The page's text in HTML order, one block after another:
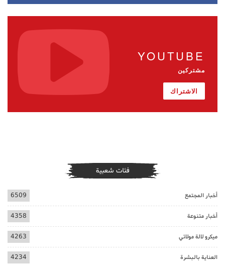
YOUTUBE
مشتركين
الاشتراك
فئات شعبية
أخبار المجتمع 6509
أخبار متنوعة 4358
ميكرو لالة مولاتي 4263
العناية بالبشرة 4234